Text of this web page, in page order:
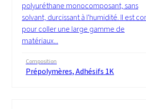
polyuréthane monocomposant, sans
solvant, durcissant à l'humidité. Il est
pour coller une large gamme de
matériaux...
Composition
Prépolymères, Adhésifs 1K